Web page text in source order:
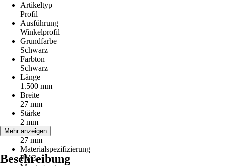
Artikeltyp
Profil
Ausführung
Winkelprofil
Grundfarbe
Schwarz
Farbton
Schwarz
Länge
1.500 mm
Breite
27 mm
Stärke
2 mm
Höhe
27 mm
Materialspezifizierung
PVC
Mehr anzeigen
Beschreibung